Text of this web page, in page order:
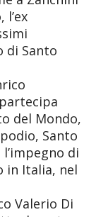
di Santo
del Mondo,
Santo
di
in Italia, nel
Valerio Di